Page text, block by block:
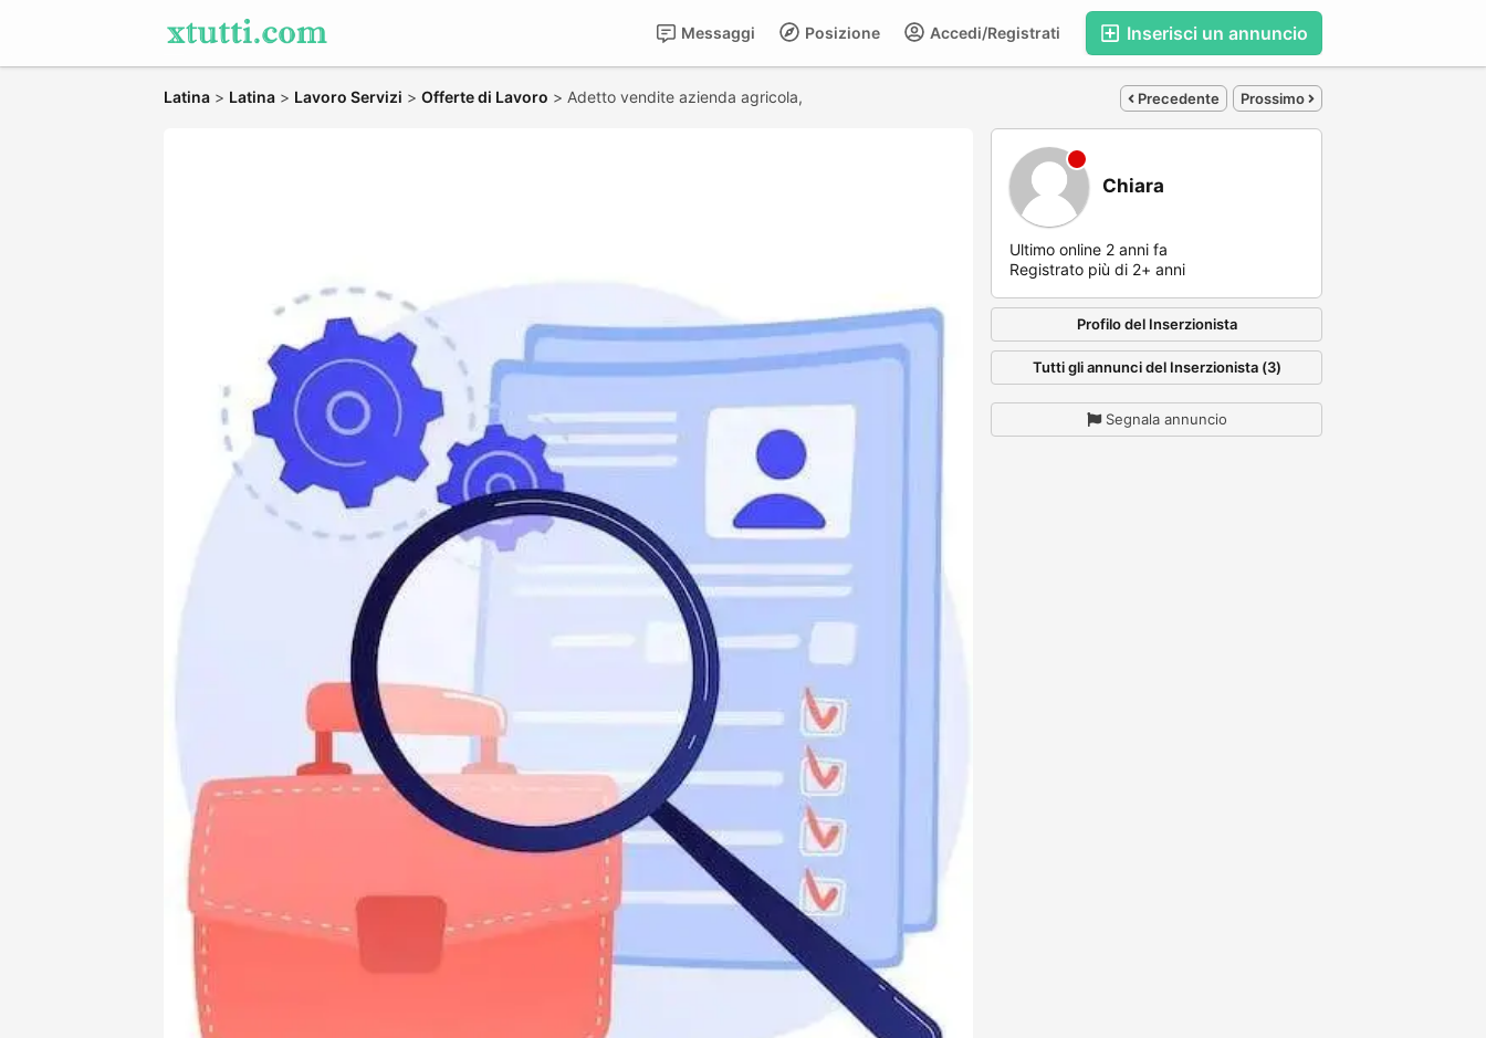
Inserisci un annuncio
Accedi/Registrati
Posizione
Messaggi
Latina > Latina > Lavoro Servizi > Offerte di Lavoro > Adetto vendite azienda agricola, Precedente Prossimo
Chiara
Ultimo online 2 anni fa
Registrato più di 2+ anni
Profilo del Inserzionista
Tutti gli annunci del Inserzionista (3)
Segnala annuncio